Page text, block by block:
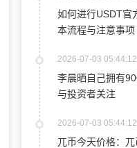
如何进行USDT官
本流程与注意事项
2026-07-03 05:44:12
李晨晒自己拥有
与投资者关注
2026-07-03 05:44:12
兀币今天价格：